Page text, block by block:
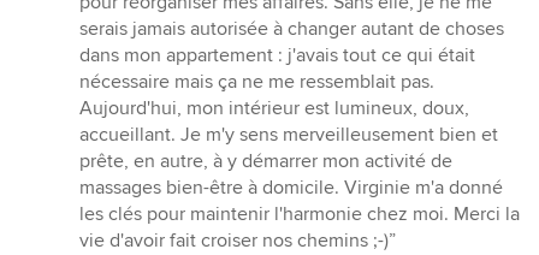
serais jamais autorisée à changer autant de choses
dans mon appartement : j'avais tout ce qui était
nécessaire mais ça ne me ressemblait pas.
Aujourd'hui, mon intérieur est lumineux, doux,
accueillant. Je m'y sens merveilleusement bien et
prête, en autre, à y démarrer mon activité de
massages bien-être à domicile. Virginie m'a donné
les clés pour maintenir l'harmonie chez moi. Merci la
vie d'avoir fait croiser nos chemins ;-)”